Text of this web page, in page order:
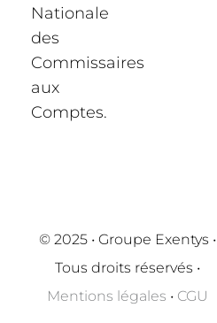
Nationale
des
Commissaires
aux
Comptes.
© 2025 • Groupe Exentys •
Tous droits réservés •
Mentions légales • CGU